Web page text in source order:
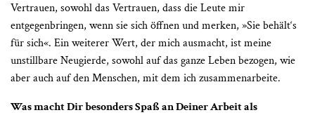
Vertrauen, sowohl das Vertrauen, dass die Leute mir
entgegenbringen, wenn sie sich öffnen und merken, »Sie behält‘s
für sich«. Ein weiterer Wert, der mich ausmacht, ist meine
unstillbare Neugierde, sowohl auf das ganze Leben bezogen, wie
aber auch auf den Menschen, mit dem ich zusammenarbeite.
Was macht Dir besonders Spaß an Deiner Arbeit als